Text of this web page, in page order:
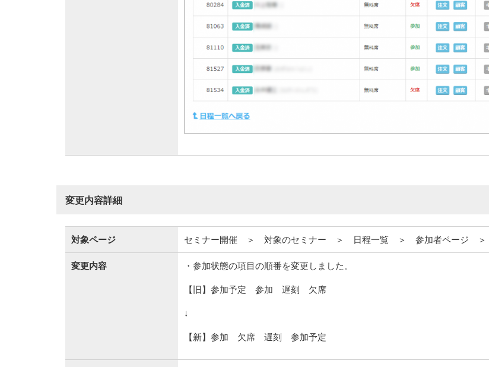
変更内容詳細
対象ページ セミナー開催 ＞ 対象のセミナー ＞ 日程一覧 ＞ 参加者ページ
変更内容 ・参加状態の項目の順番を変更しました。
【旧】参加予定 参加 遅刻 欠席
↓
【新】参加 欠席 遅刻 参加予定